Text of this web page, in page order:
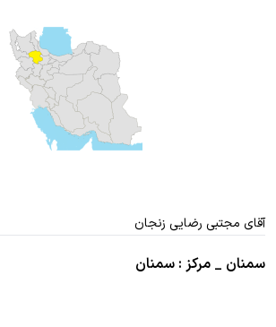
آقای مجتبی رضایی زنجان
سمنان _ مرکز : سمنان